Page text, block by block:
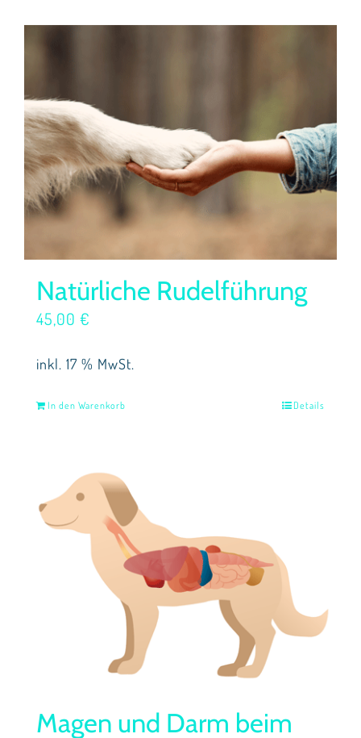
Natürliche Rudelführung
45,00 €
inkl. 17 % MwSt.
In den Warenkorb Details
Magen und Darm beim